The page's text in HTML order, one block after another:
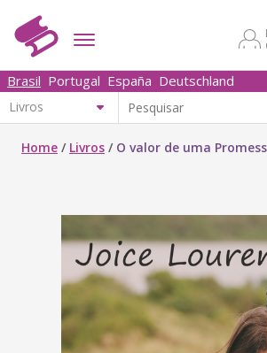
Brasil Portugal España Deutschland
Home / Livros / O valor de uma